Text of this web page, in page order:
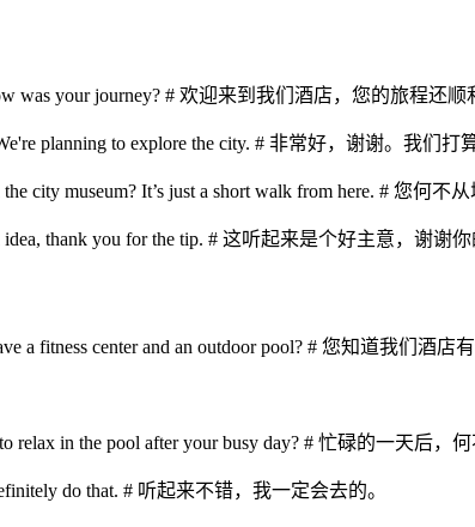
was your journey? # 欢迎来到我们酒店，您的旅程还顺
planning to explore the city. # 非常好，谢谢。我们打
the city museum? It’s just a short walk from here. # 您何
idea, thank you for the tip. # 这听起来是个好主意，谢谢你
a fitness center and an outdoor pool? # 您知道我们酒店
relax in the pool after your busy day? # 忙碌的一天后
do that. # 听起来不错，我一定会去的。